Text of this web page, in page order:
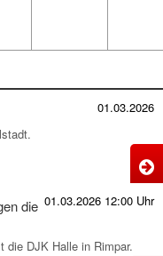
01.03.2026
01.03.2026 12:00 Uhr
die
die DJK Halle in Rimpar.